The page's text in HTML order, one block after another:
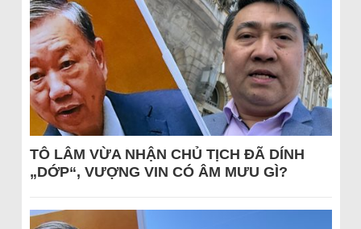
TÔ LÂM VỪA NHẬN CHỦ TỊCH ĐÃ DÍNH
„DỚP“, VƯỢNG VIN CÓ ÂM MƯU GÌ?